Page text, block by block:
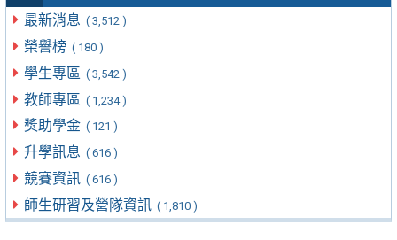
最新消息 ( 3,512 )
榮譽榜 ( 180 )
學生專區 ( 3,542 )
教師專區 ( 1,234 )
獎助學金 ( 121 )
升學訊息 ( 616 )
競賽資訊 ( 616 )
師生研習及營隊資訊 ( 1,810 )